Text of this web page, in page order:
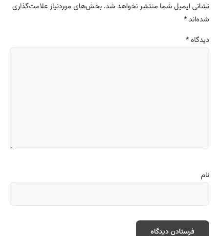
نشانی ایمیل شما منتشر نخواهد شد. بخش‌های موردنیاز علامت‌گذاری
شده‌اند*
دیدگاه*
نام